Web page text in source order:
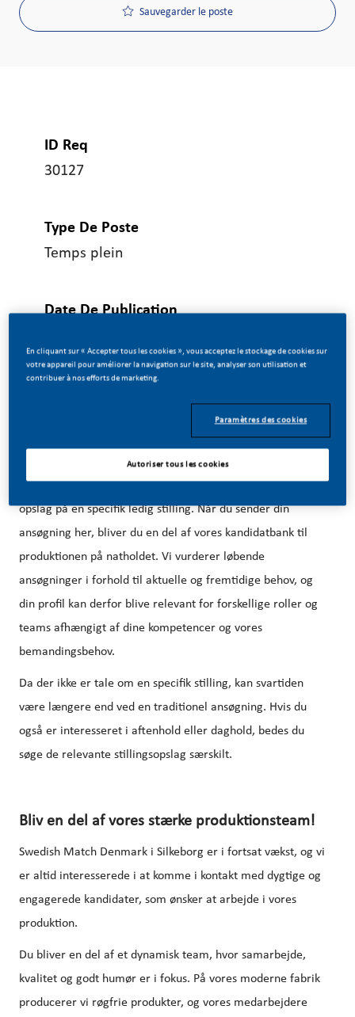
Sauvegarder le poste
ID Req
30127
Type De Poste
Temps plein
Date De Publication
Uopfordret ansøgning til produktionen på nat
hold
Bemærk: Dette er en uopfordret ansøgning og ikke et
opslag på en specifik ledig stilling. Når du sender din
ansøgning her, bliver du en del af vores kandidatbank til
produktionen på natholdet. Vi vurderer løbende
ansøgninger i forhold til aktuelle og fremtidige behov, og
din profil kan derfor blive relevant for forskellige roller og
teams afhængigt af dine kompetencer og vores
bemandingsbehov.
Da der ikke er tale om en specifik stilling, kan svartiden
være længere end ved en traditionel ansøgning. Hvis du
også er interesseret i aftenhold eller daghold, bedes du
søge de relevante stillingsopslag særskilt.
Bliv en del af vores stærke produktionsteam!
Swedish Match Denmark i Silkeborg er i fortsat vækst, og vi
er altid interesserede i at komme i kontakt med dygtige og
engagerede kandidater, som ønsker at arbejde i vores
produktion.
Du bliver en del af et dynamisk team, hvor samarbejde,
kvalitet og godt humør er i fokus. På vores moderne fabrik
producerer vi røgfrie produkter, og vores medarbejdere
En cliquant sur « Accepter tous les cookies », vous acceptez le stockage de cookies sur
votre appareil pour améliorer la navigation sur le site, analyser son utilisation et
contribuer à nos efforts de marketing.
Paramètres des cookies
Autoriser tous les cookies